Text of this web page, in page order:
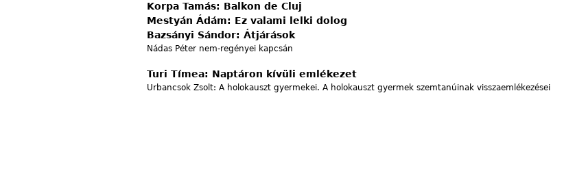
Korpa Tamás: Balkon de Cluj
Mestyán Ádám: Ez valami lelki dolog
Bazsányi Sándor: Átjárások
Nádas Péter nem-regényei kapcsán
Turi Tímea: Naptáron kívüli emlékezet
Urbancsok Zsolt: A holokauszt gyermekei. A holokauszt gyermek szemtanúinak visszaemlékezései